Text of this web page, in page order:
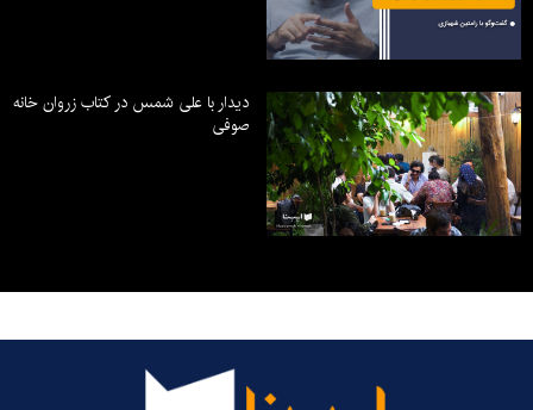
دیدار با علی شمس در کتاب زروان خانه
صوفی